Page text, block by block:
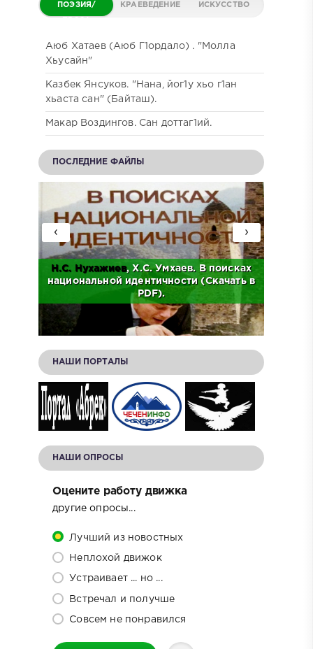
ПОЭЗИЯ/ КРАЕВЕДЕНИЕ ИСКУССТВО
Аюб Хатаев (Аюб Г1ордало) . "Молла
Хьусайн"
Казбек Янсуков. "Нана, йог1у хьо г1ан
хьаста сан" (Байташ).
Макар Воздингов. Сан доттаг1ий.
ПОСЛЕДНИЕ ФАЙЛЫ
Н.С. Нухажиев, Х.С. Умхаев. В поисках
национальной идентичности (Скачать в
PDF).
›
‹
НАШИ ПОРТАЛЫ
НАШИ ОПРОСЫ
Оцените работу движка
другие опросы...
Лучший из новостных
Неплохой движок
Устраивает ... но ...
Встречал и получше
Совсем не понравился